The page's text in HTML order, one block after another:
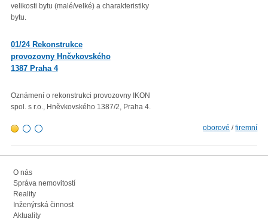
velikosti bytu (malé/velké) a charakteristiky
bytu.
01/24 Rekonstrukce
provozovny Hněvkovského
1387 Praha 4
Oznámení o rekonstrukci provozovny IKON
spol. s r.o., Hněvkovského 1387/2, Praha 4.
oborové /firemní
O nás
Správa nemovitostí
Reality
Inženýrská činnost
Aktuality